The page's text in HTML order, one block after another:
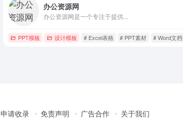
办公资源网
办公资源网是一个专注于提供...
PPT模板 设计模板 # Excel表格 # PPT素材 # Word文档
申请收录 免责声明 广告合作 关于我们